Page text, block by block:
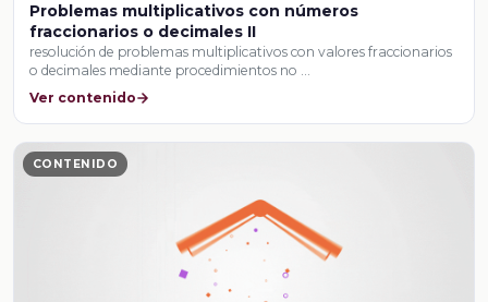
Problemas multiplicativos con números
fraccionarios o decimales II
resolución de problemas multiplicativos con valores fraccionarios
o decimales mediante procedimientos no …
Ver contenido
CONTENIDO